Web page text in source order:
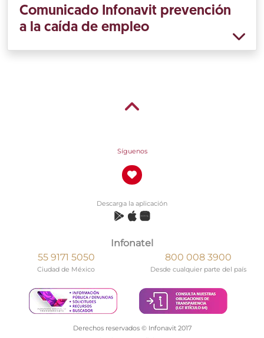
Comunicado Infonavit prevención
a la caída de empleo
Síguenos
Descarga la aplicación
Infonatel
55 9171 5050
Ciudad de México
800 008 3900
Desde cualquier parte del país
Derechos reservados © Infonavit 2017